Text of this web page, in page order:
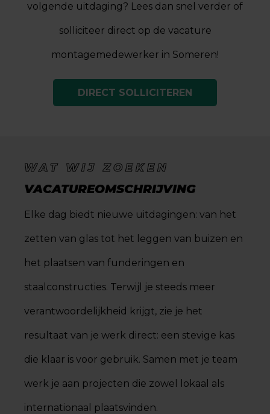
volgende uitdaging? Lees dan snel verder of
solliciteer direct op de vacature
montagemedewerker in Someren!
DIRECT SOLLICITEREN
WAT WIJ ZOEKEN
VACATUREOMSCHRIJVING
Elke dag biedt nieuwe uitdagingen: van het
zetten van glas tot het leggen van buizen en
het plaatsen van funderingen en
staalconstructies. Terwijl je steeds meer
verantwoordelijkheid krijgt, zie je het
resultaat van je werk direct: een stevige kas
die klaar is voor gebruik. Samen met je team
werk je aan projecten die zowel lokaal als
internationaal plaatsvinden.